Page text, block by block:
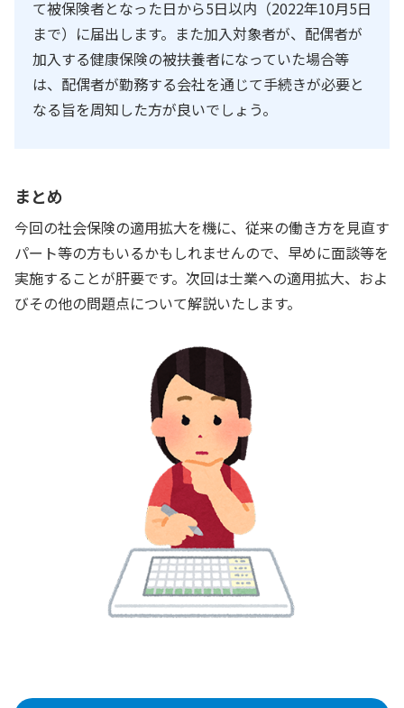
て被保険者となった日から5日以内（2022年10月5日
まで）に届出します。また加入対象者が、配偶者が
加入する健康保険の被扶養者になっていた場合等
は、配偶者が勤務する会社を通じて手続きが必要と
なる旨を周知した方が良いでしょう。
まとめ
今回の社会保険の適用拡大を機に、従来の働き方を見直す
パート等の方もいるかもしれませんので、早めに面談等を
実施することが肝要です。次回は士業への適用拡大、およ
びその他の問題点について解説いたします。